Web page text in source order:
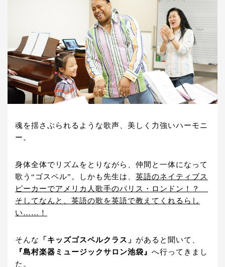
魂を揺さぶられるような歌声、美しく力強いハーモニ
ー。
身体全体でリズムをとりながら、仲間と一体になって
歌う“ゴスペル”。しかも先生は、 英語のネイティブス
ピーカーでアメリカ人歌手のパリス・ロンドン！？
そしてなんと、英語の歌を英語で教えてくれるらし
い……！
そんな 「キッズゴスペルクラス」 があると聞いて、
『島村楽器ミュージックサロン池袋』 へ行ってきまし
た。